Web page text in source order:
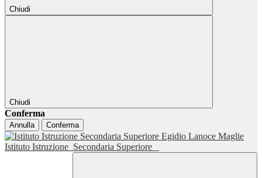
Chiudi
Chiudi
Conferma
Annulla Conferma
Istituto Istruzione Secondaria Superiore